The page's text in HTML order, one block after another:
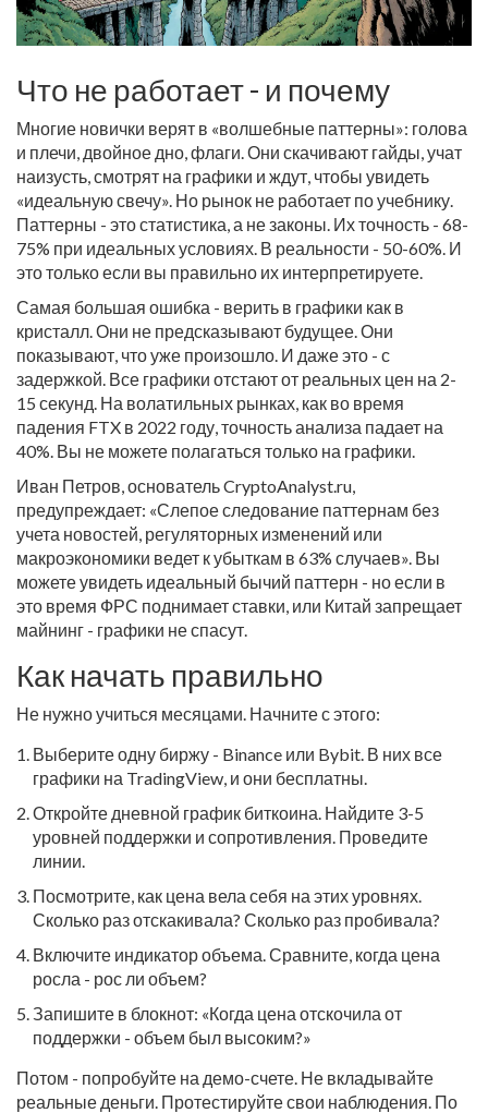
Что не работает - и почему
Многие новички верят в «волшебные паттерны»: голова
и плечи, двойное дно, флаги. Они скачивают гайды, учат
наизусть, смотрят на графики и ждут, чтобы увидеть
«идеальную свечу». Но рынок не работает по учебнику.
Паттерны - это статистика, а не законы. Их точность - 68-
75% при идеальных условиях. В реальности - 50-60%. И
это только если вы правильно их интерпретируете.
Самая большая ошибка - верить в графики как в
кристалл. Они не предсказывают будущее. Они
показывают, что уже произошло. И даже это - с
задержкой. Все графики отстают от реальных цен на 2-
15 секунд. На волатильных рынках, как во время
падения FTX в 2022 году, точность анализа падает на
40%. Вы не можете полагаться только на графики.
Иван Петров, основатель CryptoAnalyst.ru,
предупреждает: «Слепое следование паттернам без
учета новостей, регуляторных изменений или
макроэкономики ведет к убыткам в 63% случаев». Вы
можете увидеть идеальный бычий паттерн - но если в
это время ФРС поднимает ставки, или Китай запрещает
майнинг - графики не спасут.
Как начать правильно
Не нужно учиться месяцами. Начните с этого:
Выберите одну биржу - Binance или Bybit. В них все
графики на TradingView, и они бесплатны.
Откройте дневной график биткоина. Найдите 3-5
уровней поддержки и сопротивления. Проведите
линии.
Посмотрите, как цена вела себя на этих уровнях.
Сколько раз отскакивала? Сколько раз пробивала?
Включите индикатор объема. Сравните, когда цена
росла - рос ли объем?
Запишите в блокнот: «Когда цена отскочила от
поддержки - объем был высоким?»
Потом - попробуйте на демо-счете. Не вкладывайте
реальные деньги. Протестируйте свои наблюдения. По